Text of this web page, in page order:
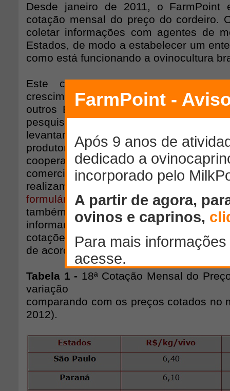
Desde janeiro de 2011, o FarmPoint
cotação mensal do preço do cordeiro.
coletar informações com agentes de
Estados, de modo a estabelecer um
como está funcionando a ovinocultura
Este conteúdo é inédito, as
crescimento e uma das metas é
outros Estados que ainda não estão
pesquisa. Para a elaboração desse
levantamento e entramos em contato
produtores de carne de várias
cooperativas e produtores que
comercialização de carne) e
realizam cotações regionais de carne
formulário elaborado pelo FarmPoint e
também pretendemos aumentar
informantes de mercado para que
cotações mensais realizadas seja cada
de acordo com a realidade brasileira.
Tabela 1 - 18ª Cotação Mensal do
variação
comparando com os preços cotados no
2012).